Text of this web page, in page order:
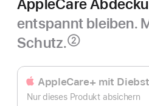
AppleCare
entspannt bleiben.
Schutz.②
AppleCare+ mit
Nur dieses Produkt absichern